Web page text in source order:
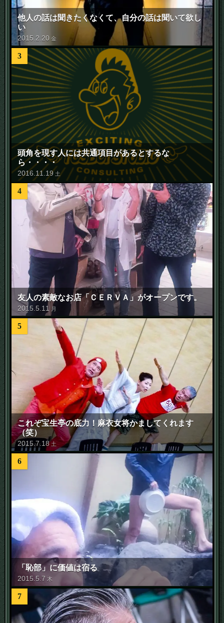
他人の話は聞きたくなくて、自分の話は聞いて欲し
い
2015 2 20 金
3
頭角を現す人には共通項目があるとするな
ら・・・・
2016 11 19 土
4
友人の素敵なお店「ＣＥＲＶＡ」がオープンです。
2015 5 11 月
5
これぞ宝生亭の底力！麻衣女将かましてくれます
（笑）
2015.7. 18 土
6
「恥部」に価値は宿る
2015 5 .7 木
7